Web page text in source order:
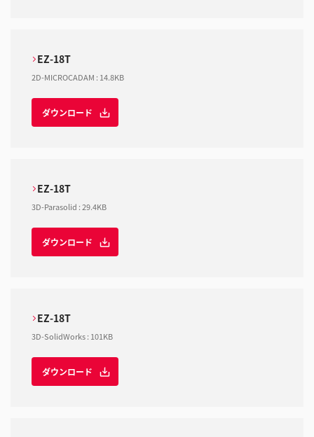
EZ-18T
2D-MICROCADAM : 14.8KB
ダウンロード
EZ-18T
3D-Parasolid :29.4KB
ダウンロード
EZ-18T
3D-SolidWorks: 101KB
ダウンロード